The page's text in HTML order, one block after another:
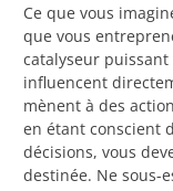
Ce que vous
que vous
catalyseur
influencent
mènent à des
en étant conscient
décisions, vous
destinée. Ne sous-